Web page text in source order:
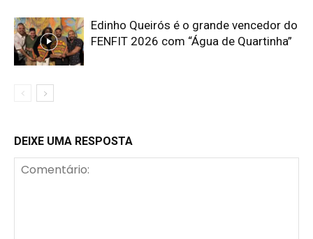
Edinho Queirós é o grande vencedor do
FENFIT 2026 com “Água de Quartinha”
DEIXE UMA RESPOSTA